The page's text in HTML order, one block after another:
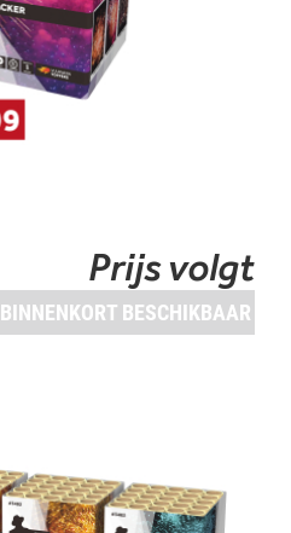
Prijs volgt
BINNENKORT BESCHIKBAAR